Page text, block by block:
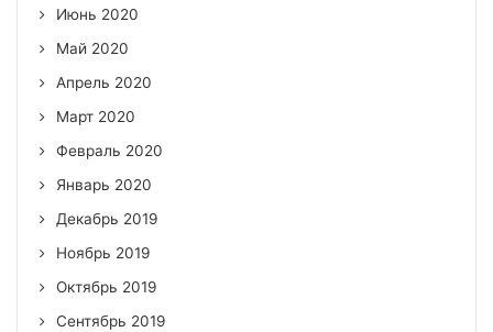
Июнь 2020
Май 2020
Апрель 2020
Март 2020
Февраль 2020
Январь 2020
Декабрь 2019
Ноябрь 2019
Октябрь 2019
Сентябрь 2019